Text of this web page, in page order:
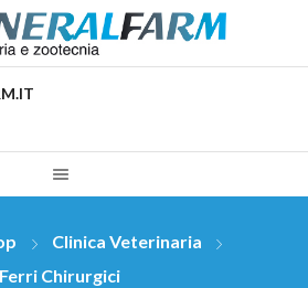
Clinica Veterinaria
Ferri Chirurgici